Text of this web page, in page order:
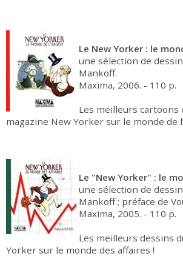
Le New Yorker : le
une sélection de
Mankoff.
Maxima, 2006. - 110 p.
Les meilleurs cartoons
magazine New Yorker sur le monde de
Le "New Yorker" : le
une sélection de
Mankoff ; préface de
Maxima, 2005. - 110 p.
Les meilleurs dessins
Yorker sur le monde des affaires !